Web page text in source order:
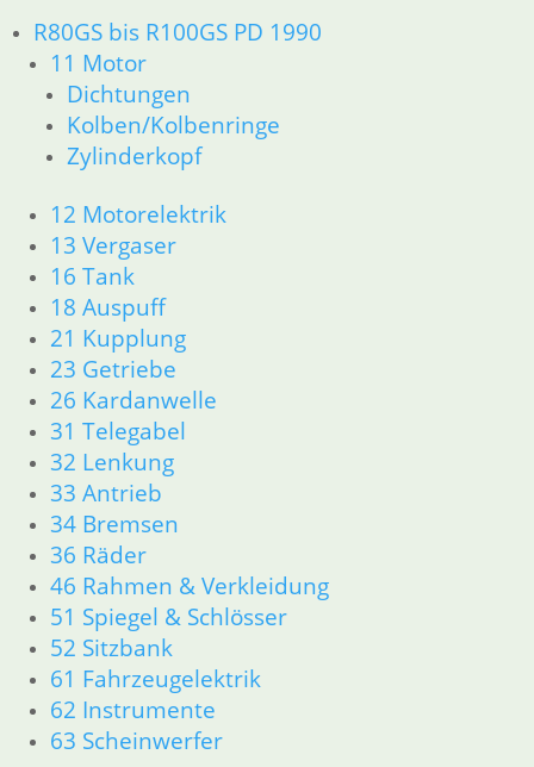
R80GS bis R100GS PD 1990
11 Motor
Dichtungen
Kolben/Kolbenringe
Zylinderkopf
12 Motorelektrik
13 Vergaser
16 Tank
18 Auspuff
21 Kupplung
23 Getriebe
26 Kardanwelle
31 Telegabel
32 Lenkung
33 Antrieb
34 Bremsen
36 Räder
46 Rahmen & Verkleidung
51 Spiegel & Schlösser
52 Sitzbank
61 Fahrzeugelektrik
62 Instrumente
63 Scheinwerfer
52 Sitzbank
61 Fahrzeugelektrik
62 Instrumente
63 Scheinwerfer
R80G/S R65G/S bis R80ST
Dichtungen
Zylinderkopf
Kolben/Kolbenringe
12 Motorelektrik
16 Tank
18 Auspuff
13 Vergaser
21 Kupplung
23 Getriebe
26 Kardanwelle
31 Telegabel
32 Lenkung
33 Antrieb
34 Bremsen
36 Räder
46 Rahmen & Verkleidung
51 Spiegel & Schlösser
61 Fahrzeugelektrik
62 Instrumente
52 Sitzbank
R80GS bis R100GS PD 1990